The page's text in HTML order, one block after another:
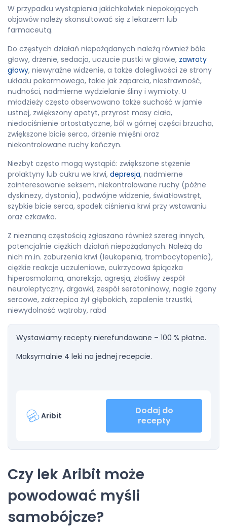
W przypadku wystąpienia jakichkolwiek niepokojących
objawów należy skonsultować się z lekarzem lub
farmaceutą.
Do częstych działań niepożądanych należą również bóle
głowy, drżenie, sedacja, uczucie pustki w głowie, zawroty
głowy, niewyraźne widzenie, a także dolegliwości ze strony
układu pokarmowego, takie jak zaparcia, niestrawność,
nudności, nadmierne wydzielanie śliny i wymioty. U
młodzieży często obserwowano także suchość w jamie
ustnej, zwiększony apetyt, przyrost masy ciała,
niedociśnienie ortostatyczne, ból w górnej części brzucha,
zwiększone bicie serca, drżenie mięśni oraz
niekontrolowane ruchy kończyn.
Niezbyt często mogą wystąpić: zwiększone stężenie
prolaktyny lub cukru we krwi, depresja, nadmierne
zainteresowanie seksem, niekontrolowane ruchy (późne
dyskinezy, dystonia), podwójne widzenie, światłowstręt,
szybkie bicie serca, spadek ciśnienia krwi przy wstawaniu
oraz czkawka.
Z nieznaną częstością zgłaszano również szereg innych,
potencjalnie ciężkich działań niepożądanych. Należą do
nich m.in. zaburzenia krwi (leukopenia, trombocytopenia),
ciężkie reakcje uczuleniowe, cukrzycowa śpiączka
hiperosmolarna, anoreksja, agresja, złośliwy zespół
neuroleptyczny, drgawki, zespół serotoninowy, nagłe zgony
sercowe, zakrzepica żył głębokich, zapalenie trzustki,
niewydolność wątroby, rabd
Wystawiamy recepty nierefundowane – 100 % płatne.
Maksymalnie 4 leki na jednej recepcie.
Aribit
Dodaj do
recepty
Czy lek Aribit może
powodować myśli
samobójcze?